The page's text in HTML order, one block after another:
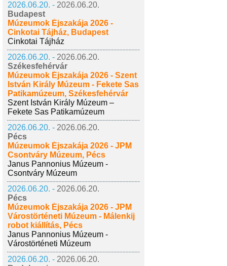
2026.06.20. - 2026.06.20.
Budapest
Múzeumok Éjszakája 2026 -
Cinkotai Tájház, Budapest
Cinkotai Tájház
2026.06.20. - 2026.06.20.
Székesfehérvár
Múzeumok Éjszakája 2026 - Szent
István Király Múzeum - Fekete Sas
Patikamúzeum, Székesfehérvár
Szent István Király Múzeum –
Fekete Sas Patikamúzeum
2026.06.20. - 2026.06.20.
Pécs
Múzeumok Éjszakája 2026 - JPM
Csontváry Múzeum, Pécs
Janus Pannonius Múzeum -
Csontváry Múzeum
2026.06.20. - 2026.06.20.
Pécs
Múzeumok Éjszakája 2026 - JPM
Várostörténeti Múzeum - Málenkij
robot kiállítás, Pécs
Janus Pannonius Múzeum -
Várostörténeti Múzeum
2026.06.20. - 2026.06.20.